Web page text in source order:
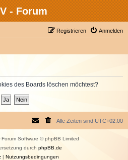
- Forum
Anmelden
Registrieren
des Boards löschen möchtest?
Alle Zeiten sind UTC+02:00
Forum Software © phpBB Limited
durch phpBB.de
| Nutzungsbedingungen